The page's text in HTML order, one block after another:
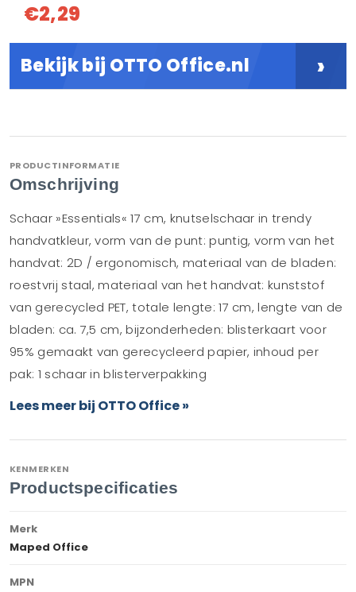
€2,29
Bekijk bij OTTO Office.nl ›
PRODUCTINFORMATIE
Omschrijving
Schaar »Essentials« 17 cm, knutselschaar in trendy
handvatkleur, vorm van de punt: puntig, vorm van het
handvat: 2D / ergonomisch, materiaal van de bladen:
roestvrij staal, materiaal van het handvat: kunststof
van gerecycled PET, totale lengte: 17 cm, lengte van de
bladen: ca. 7,5 cm, bijzonderheden: blisterkaart voor
95% gemaakt van gerecycleerd papier, inhoud per
pak: 1 schaar in blisterverpakking
Lees meer bij OTTO Office »
KENMERKEN
Productspecificaties
Merk
Maped Office
MPN